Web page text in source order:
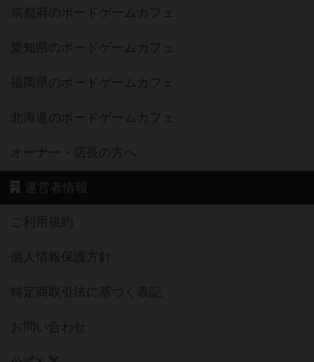
京都府のボードゲームカフェ
愛知県のボードゲームカフェ
福岡県のボードゲームカフェ
北海道のボードゲームカフェ
オーナー・店長の方へ
運営者情報
ご利用規約
個人情報保護方針
特定商取引法に基づく表記
お問い合わせ